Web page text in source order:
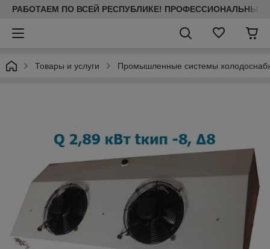
РАБОТАЕМ ПО ВСЕЙ РЕСПУБЛИКЕ!
Товары и услуги Промышленные системы